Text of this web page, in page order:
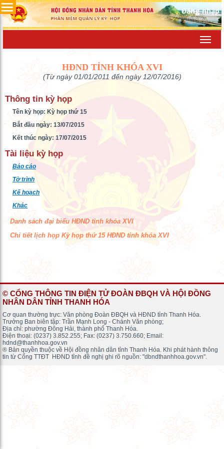
Đăng nhập
HĐND TỈNH KHÓA XVI
(Từ ngày 01/01/2011 đến ngày 12/07/2016)
Thông tin kỳ họp
Tên kỳ họp: Kỳ họp thứ 15
Bắt đầu ngày: 13/07/2015
Kết thúc ngày: 17/07/2015
Tài liệu kỳ họp
Báo cáo
Tờ trình
Kế hoạch
Khác
Danh sách đại biểu HĐND tỉnh khóa XVI
Chi tiết lịch họp Kỳ họp thứ 15 HĐND tỉnh khóa XVI
© CỔNG THÔNG TIN ĐIỆN TỬ ĐOÀN ĐBQH VÀ HỘI ĐỒNG
NHÂN DÂN TỈNH THANH HÓA
Cơ quan thường trực: Văn phòng Đoàn ĐBQH và HĐND tỉnh Thanh Hóa.
Trưởng Ban biên tập: Trần Mạnh Long - Chánh Văn phòng;
Địa chỉ: phường Đông Hải, thành phố Thanh Hóa.
Điện thoại: (0237) 3.852.255; Fax: (0237) 3.750.660; Email:
hdnd@thanhhoa.gov.vn
® Bản quyền thuộc về Hội đồng nhân dân tỉnh Thanh Hóa. Khi phát hành thông
tin từ Cổng TTĐT HĐND tỉnh đề nghị ghi rõ nguồn: "dbndthanhhoa.gov.vn".